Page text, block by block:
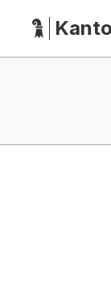
Hauptnavigation